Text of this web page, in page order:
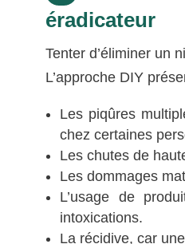
éradicateur
Tenter d’éliminer un
L’approche DIY
Les piqûres
chez certaines
Les chutes de
Les dommages
L’usage de
intoxications.
La récidive, car